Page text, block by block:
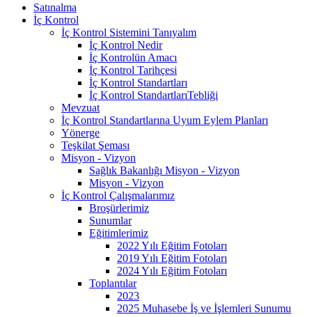
Satınalma
İç Kontrol
İç Kontrol Sistemini Tanıyalım
İç Kontrol Nedir
İç Kontrolün Amacı
İç Kontrol Tarihçesi
İç Kontrol Standartları
İç Kontrol StandartlarıTebliği
Mevzuat
İç Kontrol Standartlarına Uyum Eylem Planları
Yönerge
Teşkilat Şeması
Misyon - Vizyon
Sağlık Bakanlığı Misyon - Vizyon
Misyon - Vizyon
İç Kontrol Çalışmalarımız
Broşürlerimiz
Sunumlar
Eğitimlerimiz
2022 Yılı Eğitim Fotoları
2019 Yılı Eğitim Fotoları
2024 Yılı Eğitim Fotoları
Toplantılar
2023
2025 Muhasebe İş ve İşlemleri Sunumu